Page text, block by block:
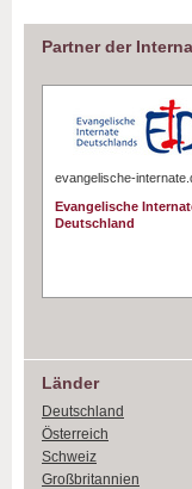
Partner der
evangelische-
Evangelische
Deutschland
Länder
Deutschland
Österreich
Schweiz
Großbritannien